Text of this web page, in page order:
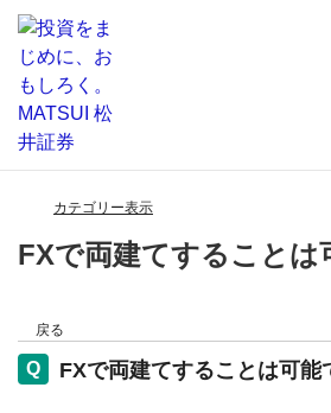
カテゴリー表示
FXで両建てすることは
戻る
FXで両建てすることは可能